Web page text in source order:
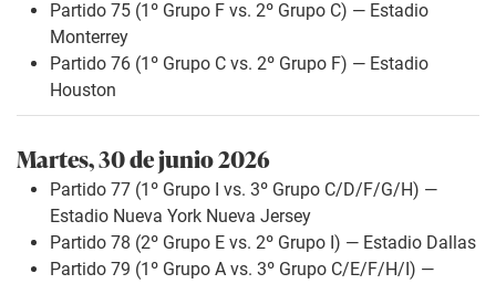
Partido 75 (1º Grupo F vs. 2º Grupo C) — Estadio
Monterrey
Partido 76 (1º Grupo C vs. 2º Grupo F) — Estadio
Houston
Martes, 30 de junio 2026
Partido 77 (1º Grupo I vs. 3º Grupo C/D/F/G/H) —
Estadio Nueva York Nueva Jersey
Partido 78 (2º Grupo E vs. 2º Grupo I) — Estadio Dallas
Partido 79 (1º Grupo A vs. 3º Grupo C/E/F/H/I) —